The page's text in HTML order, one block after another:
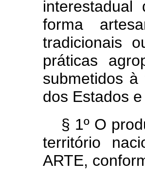
interestadual
forma
tradicionais
práticas
submetidos
dos Estados
§ 1º O
território
ARTE,